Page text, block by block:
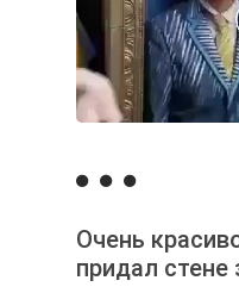
Очень
придал стене